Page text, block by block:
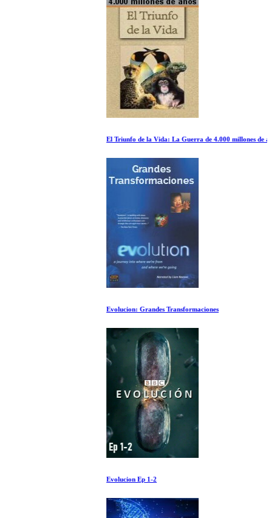
El Triunfo de la Vida: La Guerra de 4.000 millones de años
Evolucion: Grandes Transformaciones